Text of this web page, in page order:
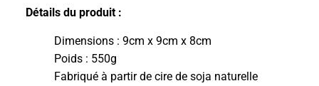
Détails du produit :
Dimensions : 9cm x 9cm x 8cm
Poids : 550g
Fabriqué à partir de cire de soja naturelle